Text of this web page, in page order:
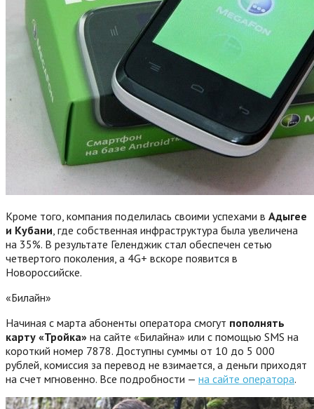
Кроме того, компания поделилась своими успехами в Адыгее
и Кубани , где собственная инфраструктура была увеличена
на 35%. В результате Геленджик стал обеспечен сетью
четвертого поколения, а 4G+ вскоре появится в
Новороссийске.
«Билайн»
Начиная с марта абоненты оператора смогут пополнять
карту «Тройка» на сайте «Билайна» или с помощью SMS на
короткий номер 7878. Доступны суммы от 10 до 5 000
рублей, комиссия за перевод не взимается, а деньги приходят
на счет мгновенно. Все подробности — на сайте оператора.